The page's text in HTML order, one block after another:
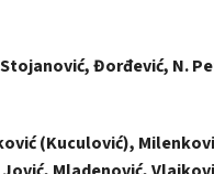
Đorđević, N.
(Kuculović),